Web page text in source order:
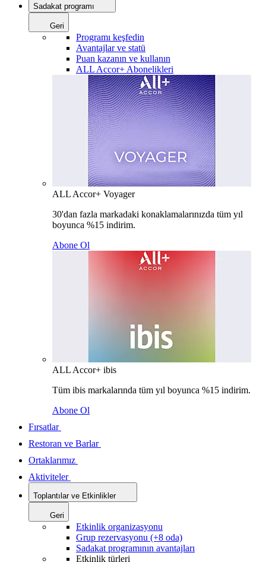
Sadakat programı
Geri
Programı keşfedin
Avantajlar ve statü
Puan kazanın ve kullanın
ALL Accor+ Abonelikleri
ALL Accor+ Voyager
30'dan fazla markadaki konaklamalarınızda tüm yıl
boyunca %15 indirim.
Abone Ol
ALL Accor+ ibis
Tüm ibis markalarında tüm yıl boyunca %15 indirim.
Abone Ol
Fırsatlar
Restoran ve Barlar
Ortaklarımız
Aktiviteler
Toplantılar ve Etkinlikler
Geri
Etkinlik organizasyonu
Grup rezervasyonu (+8 oda)
Sadakat programının avantajları
Etkinlik türleri